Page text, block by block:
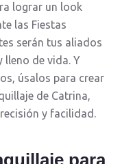
lograr un look
las Fiestas
serán tus aliados
lleno de vida. Y
úsalos para crear
de Catrina,
y facilidad.
para